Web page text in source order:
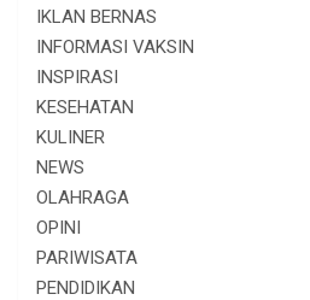
IKLAN BERNAS
INFORMASI VAKSIN
INSPIRASI
KESEHATAN
KULINER
NEWS
OLAHRAGA
OPINI
PARIWISATA
PENDIDIKAN